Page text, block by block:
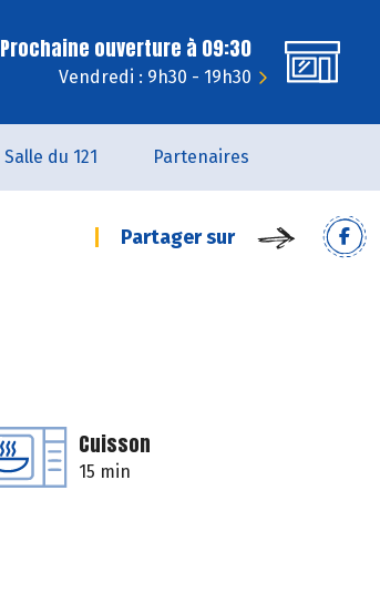
Prochaine ouverture à 09:30
Vendredi : 9h30 - 19h30
Salle du 121 Partenaires
Partager sur
Cuisson
15 min